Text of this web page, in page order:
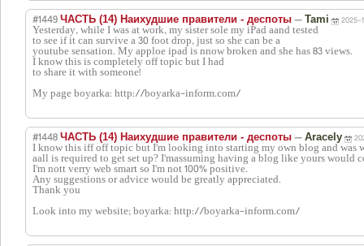
#1449 ЧАСТЬ (14) Наихудшие правители - деспоты — Tami 2025-
Yesterday, while I was at work, my sister sole my iPad aand tested
to see if it can survive a 30 foot drop, just so she can be a
youtube sensation. My apploe ipad is nnow broken and she has 83 views.
I know this is completely off topic but I had
to share it with someone!
My page boyarka: http://boyarka-inform.com/
#1448 ЧАСТЬ (14) Наихудшие правители - деспоты — Aracely
I know this iff off topic but I'm looking into starting my own blog and was
aall is required to get set up? I'massuming having a blog like yours would
I'm nott verry web smart so I'm not 100% positive.
Any suggestions or advice would be greatly appreciated.
Thank you
Look into my website; boyarka: http://boyarka-inform.com/